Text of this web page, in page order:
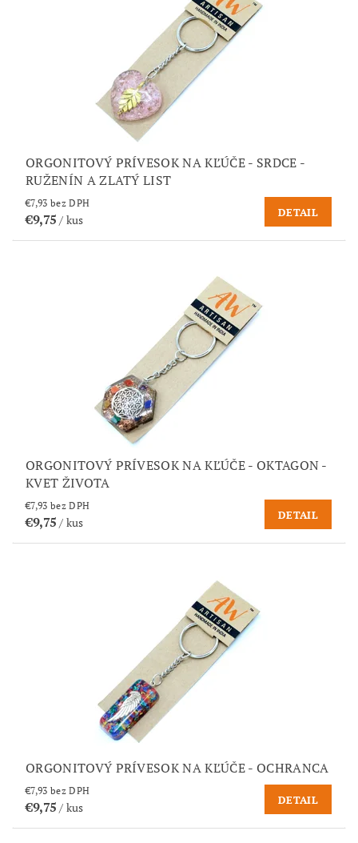
ORGONITOVÝ PRÍVESOK NA KĽÚČE - SRDCE -
RUŽENÍN A ZLATÝ LIST
€7,93 bez DPH
€9,75/ kus
DETAIL
ORGONITOVÝ PRÍVESOK NA KĽÚČE - OKTAGON -
KVET ŽIVOTA
€7,93 bez DPH
€9,75/ kus
DETAIL
ORGONITOVÝ PRÍVESOK NA KĽÚČE - OCHRANCA
€7,93 bez DPH
€9,75/ kus
DETAIL